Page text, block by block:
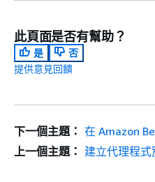
此頁面是否有幫助？
是
否
提供意見回饋
下一個主題： 在 Amazon
上一個主題： 建立代理程式